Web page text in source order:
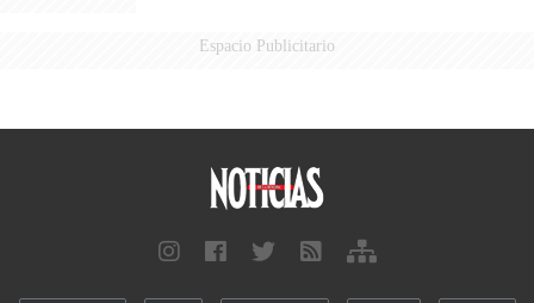
Espacio Publicitario